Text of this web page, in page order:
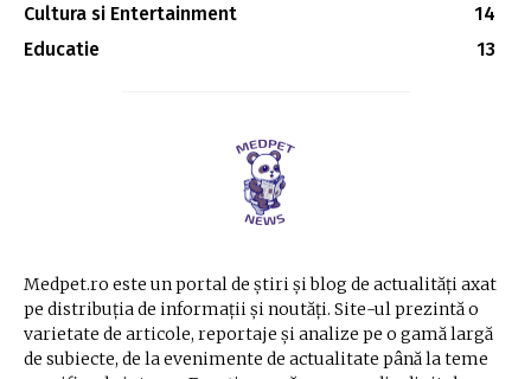
Cultura si Entertainment
14
Educatie
13
Medpet.ro este un portal de știri și blog de actualități axat
pe distribuția de informații și noutăți. Site-ul prezintă o
varietate de articole, reportaje și analize pe o gamă largă
de subiecte, de la evenimente de actualitate până la teme